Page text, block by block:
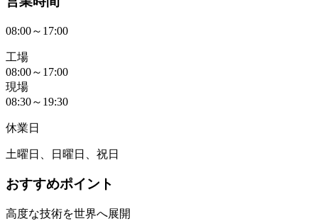
08:00～17:00
工場
08:00～17:00
現場
08:30～19:30
休業日
土曜日、日曜日、祝日
おすすめポイント
高度な技術を世界へ展開